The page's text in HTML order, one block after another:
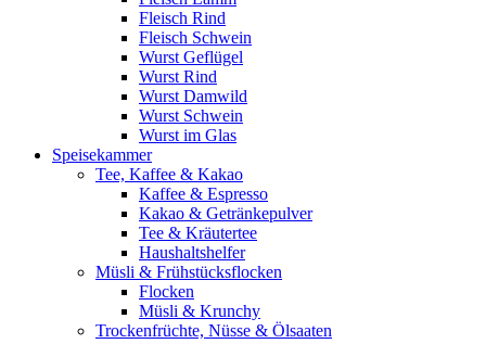
Fleisch Rind
Fleisch Schwein
Wurst Geflügel
Wurst Rind
Wurst Damwild
Wurst Schwein
Wurst im Glas
Speisekammer
Tee, Kaffee & Kakao
Kaffee & Espresso
Kakao & Getränkepulver
Tee & Kräutertee
Haushaltshelfer
Müsli & Frühstücksflocken
Flocken
Müsli & Krunchy
Trockenfrüchte, Nüsse & Ölsaaten